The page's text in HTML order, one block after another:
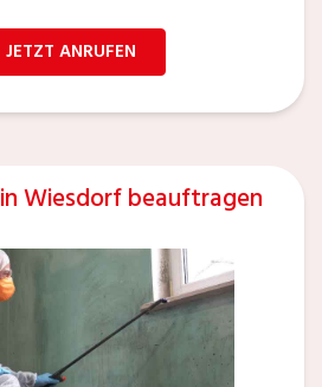
JETZT ANRUFEN
Wiesdorf beauftragen